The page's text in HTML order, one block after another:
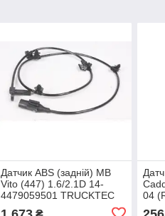
Датчик ABS (задній) MB
Vito (447) 1.6/2.1D 14-
4479059501 TRUCKTEC
04